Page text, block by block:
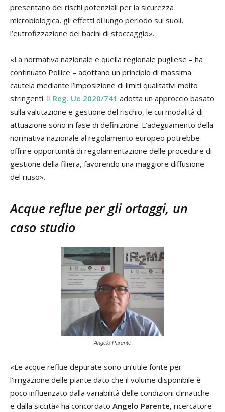
presentano dei rischi potenziali per la sicurezza
microbiologica, gli effetti di lungo periodo sui suoli,
l’eutrofizzazione dei bacini di stoccaggio».
«La normativa nazionale e quella regionale pugliese – ha
continuato Pollice – adottano un principio di massima
cautela mediante l’imposizione di limiti qualitativi molto
stringenti. Il Reg. Ue 2020/741 adotta un approccio basato
sulla valutazione e gestione del rischio, le cui modalità di
attuazione sono in fase di definizione. L’adeguamento della
normativa nazionale al regolamento europeo potrebbe
offrire opportunità di regolamentazione delle procedure di
gestione della filiera, favorendo una maggiore diffusione
del riuso».
Acque reflue per gli ortaggi, un
caso studio
Angelo Parente
«Le acque reflue depurate sono un’utile fonte per
l’irrigazione delle piante dato che il volume disponibile è
poco influenzato dalla variabilità delle condizioni climatiche
e dalla siccità» ha concordato Angelo Parente, ricercatore